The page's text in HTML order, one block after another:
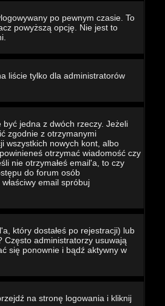
po pewnym czasie. To
powyższą opcję. Nie jest to
liście tylko dla administratorów
jedna z dwóch rzeczy. Jeżeli
zgodnie z otrzymanymi
wszystkich nowych kont, albo
otrzymać wiadomość czy
nie otrzymałeś email'a, to czy
do forum osób
email spróbuj
który dostałeś po rejestracji) lub
Często administratorzy usuwają
się ponownie i bądź aktywny w
na stronę logowania i kliknij